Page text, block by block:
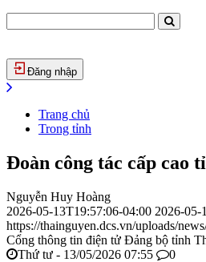
Đăng nhập
Trang chủ
Trong tỉnh
Đoàn công tác cấp cao
Nguyễn Huy Hoàng
2026-05-13T19:57:06-04:00 2026-05-
https://thainguyen.dcs.vn/uploads/
Cổng thông tin điện tử Đảng bộ tỉnh
Thứ tư - 13/05/2026 07:55
0